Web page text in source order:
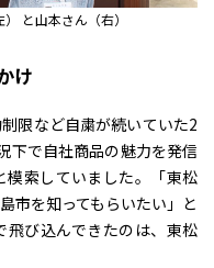
と山本さん（右）
け
限など自粛が続いていた2
下で自社商品の魅力を発信
模索していました。「東松
市を知ってもらいたい」と
飛び込んできたのは、東松